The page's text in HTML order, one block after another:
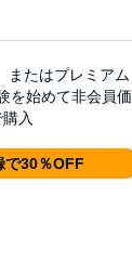
またはプレミアム
を始めて非会員価
入
で30％OFF